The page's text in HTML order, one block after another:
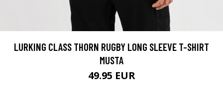
LURKING CLASS THORN RUGBY LONG SLEEVE T-SHIRT
MUSTA
49.95 EUR